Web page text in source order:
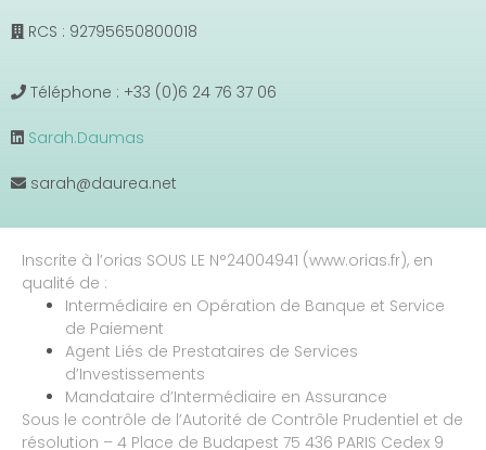
RCS : 92795650800018
Téléphone : +33 (0)6 24 76 37 06
Sarah.Daumas
sarah@daurea.net
Inscrite à l’orias SOUS LE N°24004941 (www.orias.fr), en
qualité de :
Intermédiaire en Opération de Banque et Service
de Paiement
Agent Liés de Prestataires de Services
d’Investissements
Mandataire d’Intermédiaire en Assurance
Sous le contrôle de l’Autorité de Contrôle Prudentiel et de
résolution – 4 Place de Budapest 75 436 PARIS Cedex 9